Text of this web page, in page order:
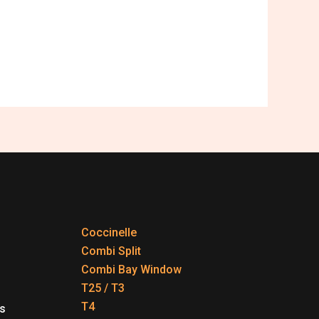
Coccinelle
Combi Split
Combi Bay Window
T25 / T3
T4